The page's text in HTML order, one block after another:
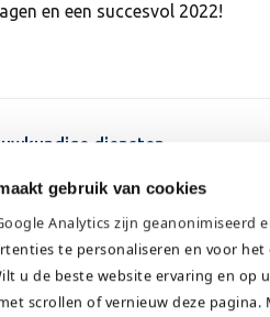
gebruik van cookies
Analytics zijn
te personaliseren en voor
u de beste website ervaring en op
scrollen of vernieuw deze
en een succesvol 2022!
diensten
diensten
diensten